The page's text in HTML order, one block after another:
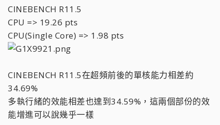
CINEBENCH R11.5
CPU => 19.26 pts
CPU(Single Core) => 1.98 pts
CINEBENCH R11.5在超頻前後的單核能力相差約
34.69%
多執行緒的效能相差也達到34.59%，這兩個部份的效
能增進可以說幾乎一樣